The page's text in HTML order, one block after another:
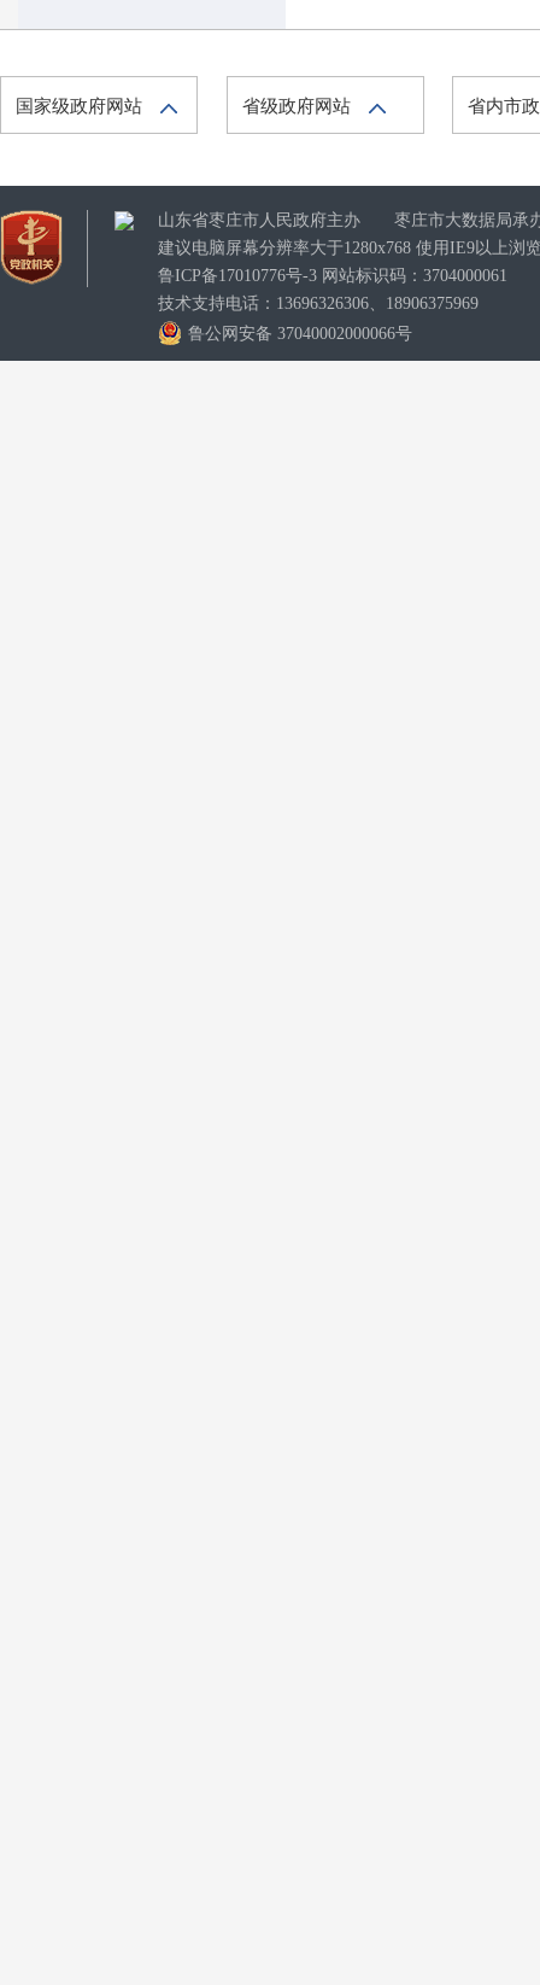
国家级政府网站 省级政府网站 省内市
山东省枣庄市人民政府主办 枣庄市大数据局承
建议电脑屏幕分辨率大于1280x768 使用IE9以上浏
鲁ICP备17010776号-3 网站标识码：3704000061
技术支持电话：13696326306、18906375969
鲁公网安备 37040002000066号